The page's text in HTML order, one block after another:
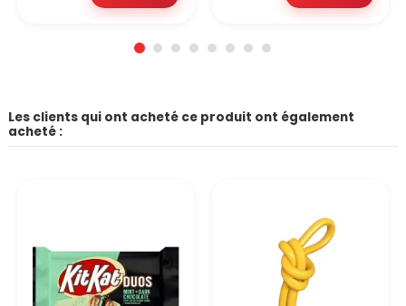
Les clients qui ont acheté ce produit ont également
acheté :